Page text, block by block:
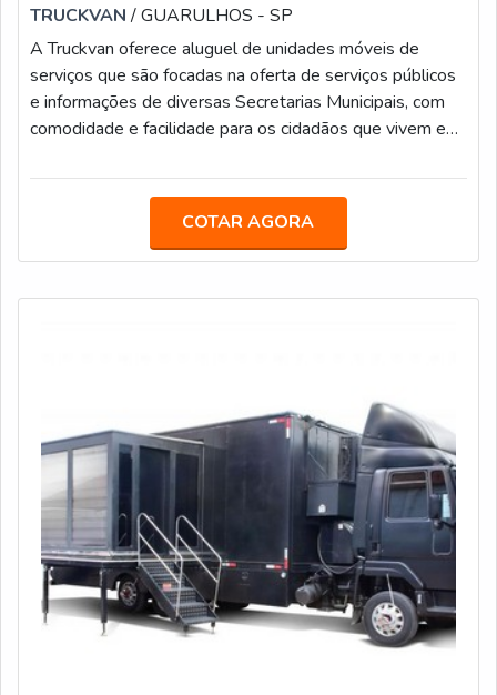
TRUCKVAN/ GUARULHOS - SP
A Truckvan oferece aluguel de unidades móveis de
serviços que são focadas na oferta de serviços públicos
e informações de diversas Secretarias Municipais, com
comodidade e facilidade para os cidadãos que vivem em
modelos são equipados com salas de reunião e copa
atendimento, com acessibilidade e sala de espera. MAIS
DETALHES SOBRE AS UNIDADESAs unidades
COTAR AGORA